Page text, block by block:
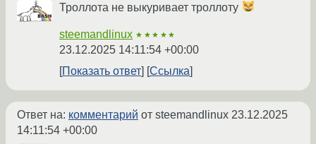
Троллота не выкуривает троллоту
steemandlinux ★★★★★
23.12.2025 14:11:54 +00:00
Показать ответ
Ссылка
Ответ на: комментарий от steemandlinux 23.12.2025
14:11:54 +00:00